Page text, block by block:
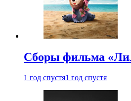
Сборы фильма
1 год спустя1 год спустя